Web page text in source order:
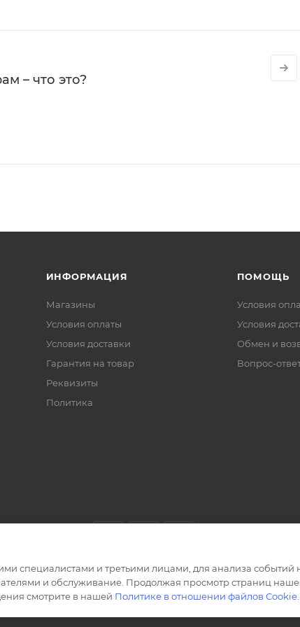
– что это?
ИНФОРМАЦИЯ
Магазины
Условия оплаты
Условия доставки
Гарантия на товар
Реквизиты
Политика
ПОМОЩЬ
Условия
Условия
Обмен и
Вопрос-
специалистами и третьими лицами, для анализа событий
и обслуживание. Продолжая просмотр страниц
смотрите в нашей Политике в отношении файлов Cookie